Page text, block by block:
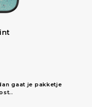
gaat je pakketje
.